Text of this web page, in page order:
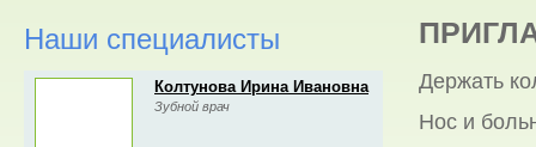
Наши специалисты
Колтунова Ирина Ивановна
Зубной врач
Держать
Нос и